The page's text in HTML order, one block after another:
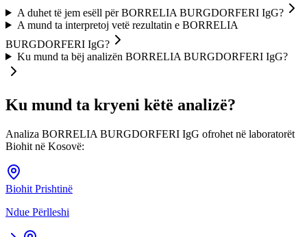
A duhet të jem esëll për BORRELIA BURGDORFERI IgG?
A mund ta interpretoj vetë rezultatin e BORRELIA
BURGDORFERI IgG?
Ku mund ta bëj analizën BORRELIA BURGDORFERI IgG?
Ku mund ta kryeni këtë analizë?
Analiza BORRELIA BURGDORFERI IgG ofrohet në laboratorët
Biohit në Kosovë:
Biohit Prishtinë
Ndue Përlleshi